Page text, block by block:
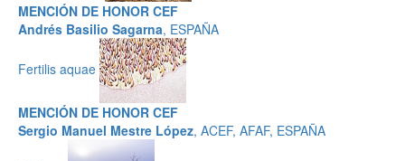
MENCIÓN DE HONOR CEF
Andrés Basilio Sagarna, ESPAÑA
Fertilis aquae
MENCIÓN DE HONOR CEF
Sergio Manuel Mestre López, ACEF, AFAF, ESPAÑA